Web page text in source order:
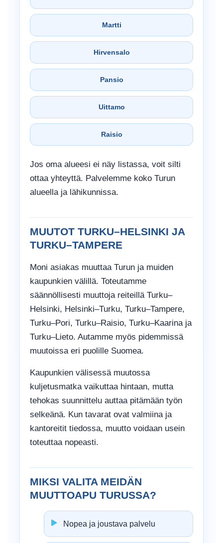
Martti
Hirvensalo
Pansio
Uittamo
Raisio
Jos oma alueesi ei näy listassa, voit silti
ottaa yhteyttä. Palvelemme koko Turun
alueella ja lähikunnissa.
MUUTOT TURKU–HELSINKI JA
TURKU–TAMPERE
Moni asiakas muuttaa Turun ja muiden
kaupunkien välillä. Toteutamme
säännöllisesti muuttoja reiteillä Turku–
Helsinki, Helsinki–Turku, Turku–Tampere,
Turku–Pori, Turku–Raisio, Turku–Kaarina ja
Turku–Lieto. Autamme myös pidemmissä
muutoissa eri puolille Suomea.
Kaupunkien välisessä muutossa
kuljetusmatka vaikuttaa hintaan, mutta
tehokas suunnittelu auttaa pitämään työn
selkeänä. Kun tavarat ovat valmiina ja
kantoreitit tiedossa, muutto voidaan usein
toteuttaa nopeasti.
MIKSI VALITA MEIDÄN
MUUTTOAPU TURUSSA?
Nopea ja joustava palvelu